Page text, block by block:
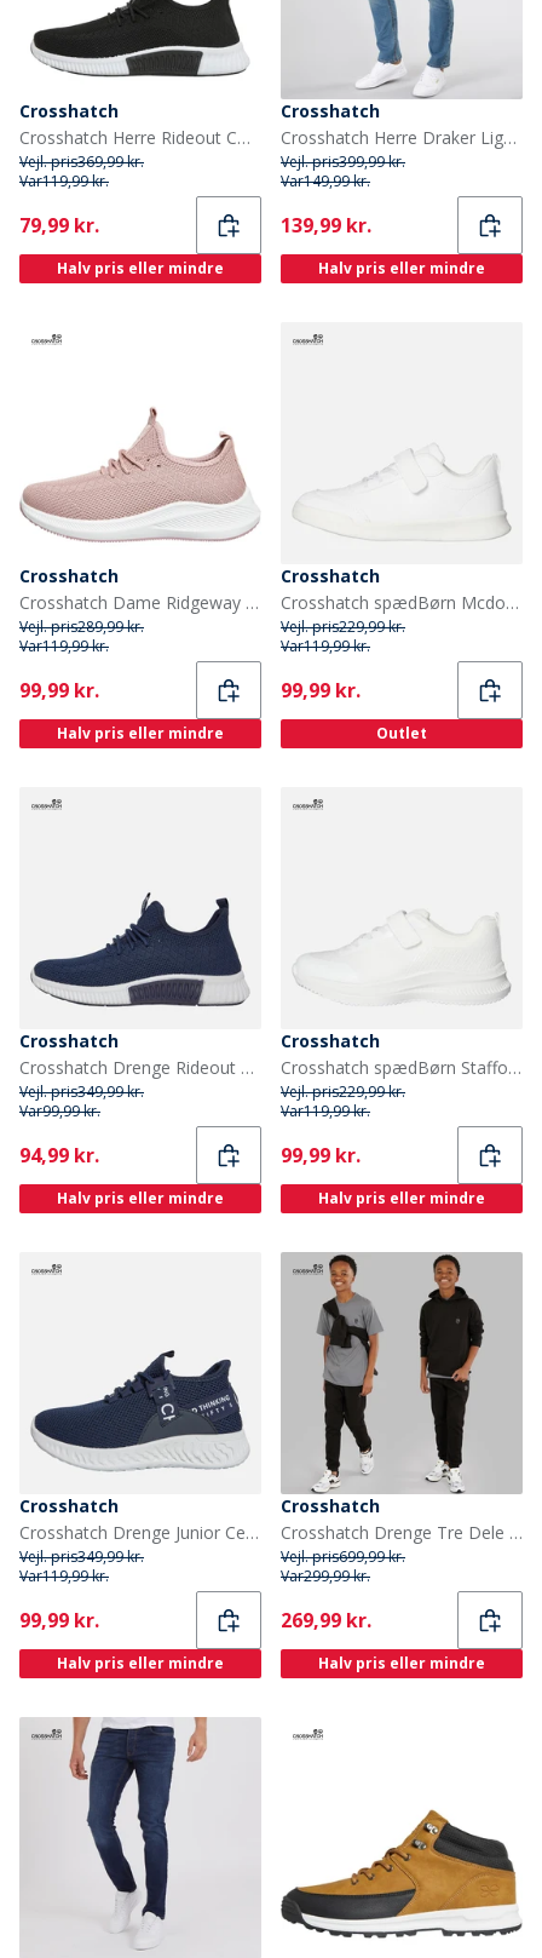
Crosshatch
Crosshatch Herre Rideout CH Sneakers Sort
Vejl. pris369,99 kr.
Var119,99 kr.
Current
79,99 kr.
Halv pris eller mindre
Crosshatch
Crosshatch Herre Draker Lige Jeans Lys Vask
Vejl. pris399,99 kr.
Var149,99 kr.
Current
139,99 kr.
Halv pris eller mindre
Crosshatch
Crosshatch Dame Ridgeway Sneakers Lyserød
Vejl. pris289,99 kr.
Var119,99 kr.
Current
99,99 kr.
Halv pris eller mindre
Crosshatch
Crosshatch spædBørn Mcdowell Træningssko Hvid Mono
Vejl. pris229,99 kr.
Var119,99 kr.
Current
99,99 kr.
Outlet
Crosshatch
Crosshatch Drenge Rideout Sneakers Flade
Vejl. pris349,99 kr.
Var99,99 kr.
Current
94,99 kr.
Halv pris eller mindre
Crosshatch
Crosshatch spædBørn Stafford Træningssko Hvid Mono
Vejl. pris229,99 kr.
Var119,99 kr.
Current
99,99 kr.
Halv pris eller mindre
Crosshatch
Crosshatch Drenge Junior Ceaze Træningssko Blå
Vejl. pris349,99 kr.
Var119,99 kr.
Current
99,99 kr.
Halv pris eller mindre
Crosshatch
Crosshatch Drenge Tre Dele Hættetrøje T-shirt Og Joggingbukser Sæt Sort/Koksgrå
Vejl. pris699,99 kr.
Var299,99 kr.
Current
269,99 kr.
Halv pris eller mindre